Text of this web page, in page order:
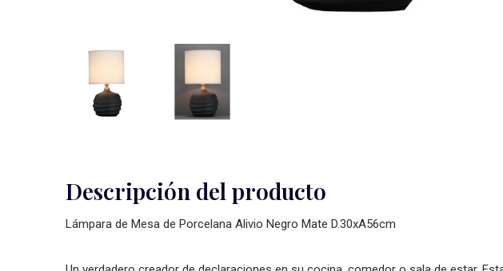
Descripción del producto
Lámpara de Mesa de Porcelana Alivio Negro Mate D.30xA56cm